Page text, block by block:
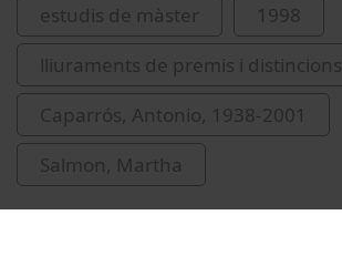
estudis de màster
1998
lliuraments de premis i distincions
Caparrós, Antonio, 1938-2001
Salmon, Martha